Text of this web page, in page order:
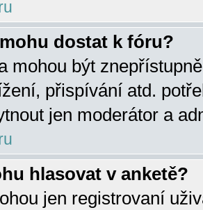
dostat k fóru?
mohou být
přispívání atd.
jen moderátor a
hlasovat v anketě?
jen registrovaní